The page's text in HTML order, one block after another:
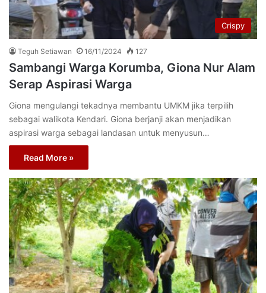
Crispy
Teguh Setiawan 16/11/2024 127
Sambangi Warga Korumba, Giona Nur Alam
Serap Aspirasi Warga
Giona mengulangi tekadnya membantu UMKM jika terpilih
sebagai walikota Kendari. Giona berjanji akan menjadikan
aspirasi warga sebagai landasan untuk menyusun…
Read More »